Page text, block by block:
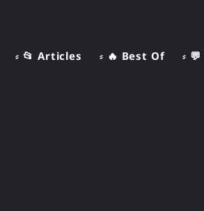
⸗ 📂 Articles ⸗ 🔥 Best Of ⸗